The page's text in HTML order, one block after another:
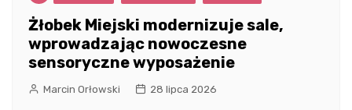
Żłobek Miejski modernizuje sale,
wprowadzając nowoczesne
sensoryczne wyposażenie
Marcin Orłowski 28 lipca 2026